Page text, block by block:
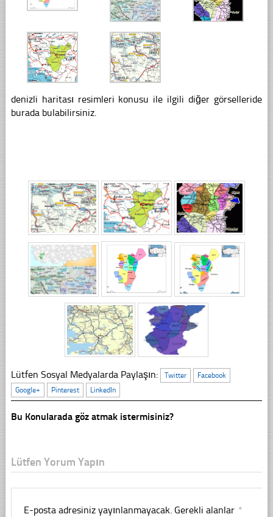
denizli haritası resimleri konusu ile ilgili diğer görselleride
burada bulabilirsiniz.
Lütfen Sosyal Medyalarda Paylaşın: Twitter
Facebook
Google+
Pinterest LinkedIn
Bu Konularada göz atmak istermisiniz?
Lütfen Yorum Yapın
E-posta adresiniz yayınlanmayacak. Gerekli alanlar *